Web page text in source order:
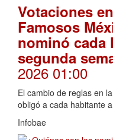
Votaciones
Famosos
nominó cada
segunda
2026 01:00
El cambio de reglas en
obligó a cada habitante
Infobae